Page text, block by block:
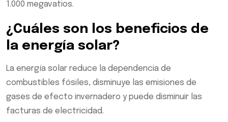
1.000 megavatios.
¿Cuáles son los beneficios de
la energía solar?
La energía solar reduce la dependencia de
combustibles fósiles, disminuye las emisiones de
gases de efecto invernadero y puede disminuir las
facturas de electricidad.